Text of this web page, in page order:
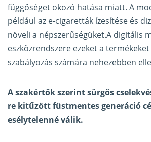
függőséget okozó hatása miatt. A
például az e-cigaretták ízesítése és
növeli a népszerűségüket.A digitális
eszközrendszere ezeket a
szabályozás számára nehezebben
A szakértők szerint sürgős
re kitűzött füstmentes generáció
esélytelenné válik.